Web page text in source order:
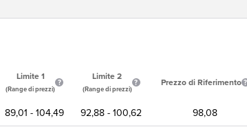
Limite 1
(Range di prezzi)
Limite 2
(Range di prezzi)
Prezzo di Riferimento
89,01 - 104,49 92,88 - 100,62 98,08